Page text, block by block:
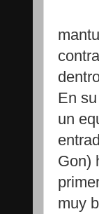
En
un
Gon)
muy